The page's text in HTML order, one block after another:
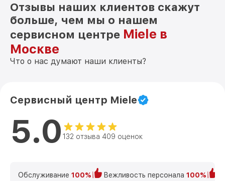
Отзывы наших клиентов скажут
больше, чем мы о нашем
сервисном центре Miele в
Москве
Что о нас думают наши клиенты?
Сервисный центр Miele
5.0 132 отзыва 409 оценок
Обслуживание 100% Вежливость персонала 100%